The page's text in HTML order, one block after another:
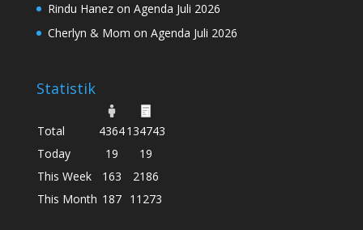
Rindu Hanezon Agenda Juli 2026
Cherlyn & Mom on Agenda Juli 2026
Statistik
Total 4364134743
Today
19
19
This Week
163
2186
This Month 187 11273